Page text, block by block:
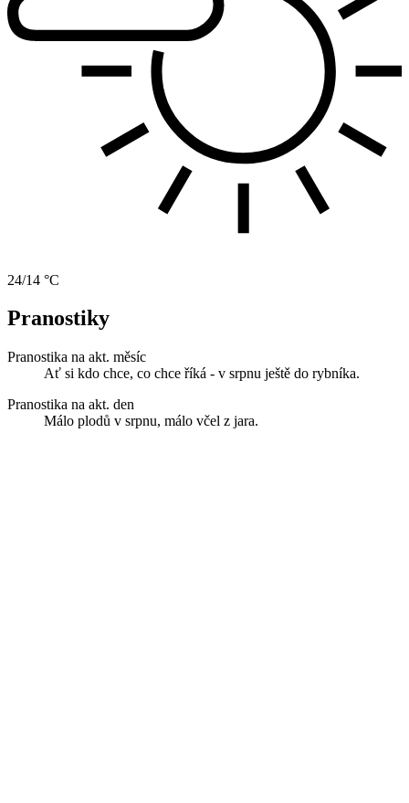
24/14 °C
Pranostiky
Pranostika na akt. měsíc
Ať si kdo chce, co chce říká - v srpnu ještě do rybníka.
Pranostika na akt. den
Málo plodů v srpnu, málo včel z jara.